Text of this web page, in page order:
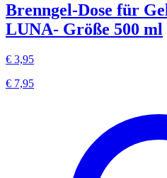
Brenngel-Dose für
LUNA- Größe 500 ml
€ 3,95
€ 7,95